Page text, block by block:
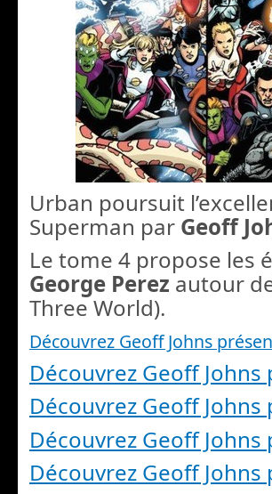
Urban poursuit
Superman par Geoff
Le tome 4 propose les
George Perez autour
Three World).
Découvrez Geoff Johns
Découvrez Geoff
Découvrez Geoff
Découvrez Geoff
Découvrez Geoff